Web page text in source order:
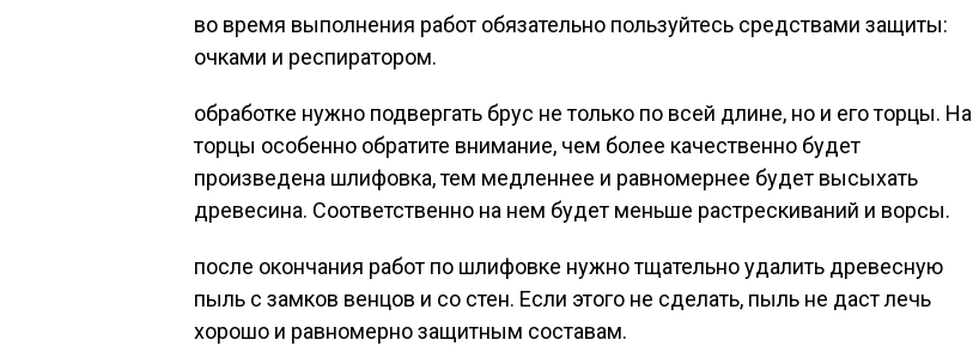
во время выполнения работ обязательно пользуйтесь средствами защиты:
очками и респиратором.
обработке нужно подвергать брус не только по всей длине, но и его торцы. На
торцы особенно обратите внимание, чем более качественно будет
произведена шлифовка, тем медленнее и равномернее будет высыхать
древесина. Соответственно на нем будет меньше растрескиваний и ворсы.
после окончания работ по шлифовке нужно тщательно удалить древесную
пыль с замков венцов и со стен. Если этого не сделать, пыль не даст лечь
хорошо и равномерно защитным составам.